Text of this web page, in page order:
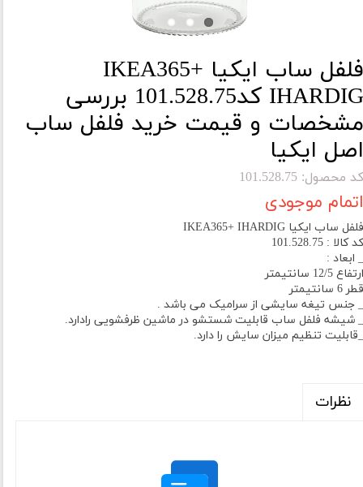
فلفل ساب ایکیا IKEA365+
IHARDIG کد101.528.75 بررسی
مشخصات و قیمت خرید فلفل ساب
اصل ایکیا
کد محصول: 101.528.75
اتمام موجودی
فلفل ساب ایکیا IKEA365+ IHARDIG
کد کالا : 101.528.75
_ ابعاد :
ارتفاع 12/5 سانتیمتر
قطر 6 سانتیمتر
_ جنس تیغه سایشی از سرامیک می باشد .
_ شیشه فلفل ساب قابلیت شستشو در ماشین ظرفشویی رادارد.
_قابلیت تنظیم میزان سایش را دارد.
نظرات